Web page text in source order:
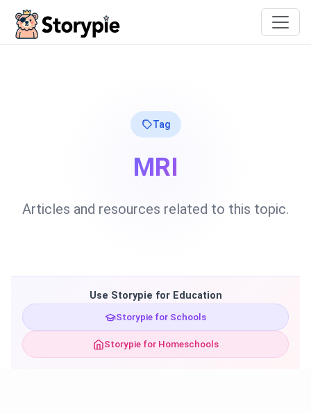
Tag
MRI
Articles and resources related to this topic.
Use Storypie for Education
Storypie for Schools
Storypie for Homeschools